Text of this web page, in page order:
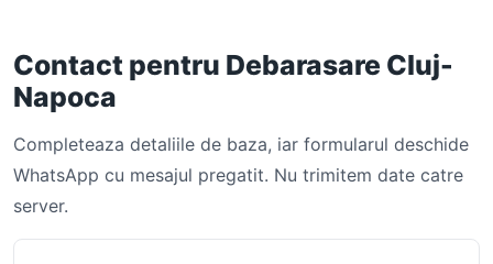
Contact pentru Debarasare Cluj-
Napoca
Completeaza detaliile de baza, iar formularul deschide
WhatsApp cu mesajul pregatit. Nu trimitem date catre
server.